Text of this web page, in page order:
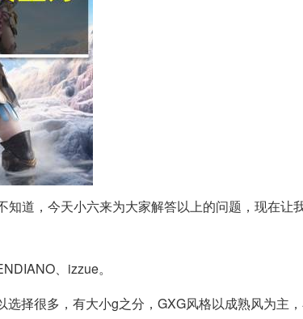
道，今天小六来为大家解答以上的问题，现在让
、izzue。
择很多，有大小g之分，GXG风格以成熟风为主